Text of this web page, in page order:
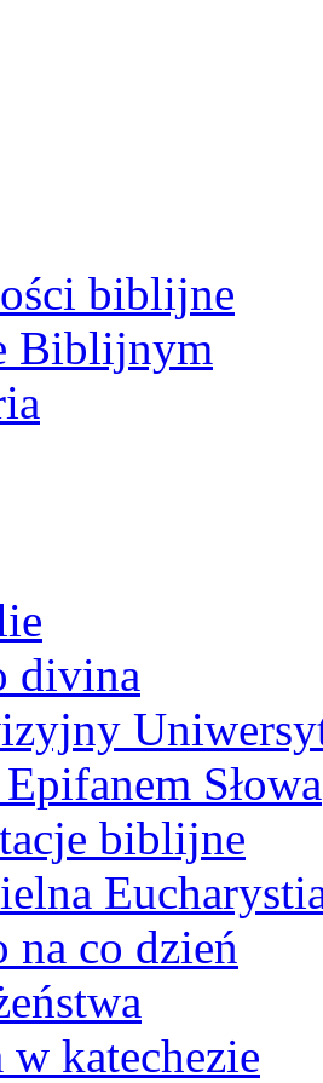
biblijne
Biblijnym
divina
Słowa
biblijne
na co dzień
katechezie